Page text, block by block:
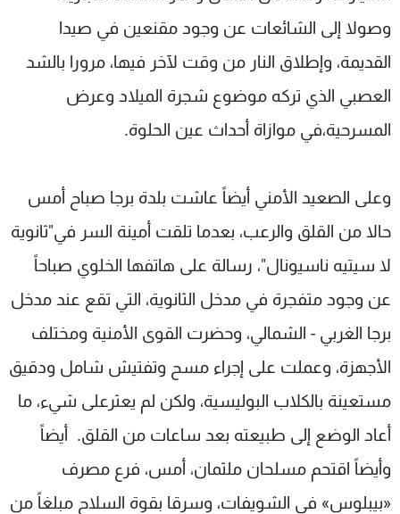
وصولا إلى الشائعات عن وجود مقنعين في صيدا
القديمة، وإطلاق النار من وقت لآخر فيها، مرورا بالشد
العصبي الذي تركه موضوع شجرة الميلاد وعرض
المسرحية،في موازاة أحداث عين الحلوة.
وعلى الصعيد الأمني أيضاً عاشت بلدة برجا صباح أمس
حالا من القلق والرعب، بعدما تلقت أمينة السر في"ثانوية
لا سيتيه ناسيونال"، رسالة على هاتفها الخلوي صباحاً
عن وجود متفجرة في مدخل الثانوية، التي تقع عند مدخل
برجا الغربي - الشمالي، وحضرت القوى الأمنية ومختلف
الأجهزة، وعملت على إجراء مسح وتفتيش شامل ودقيق
مستعينة بالكلاب البوليسية، ولكن لم يعثرعلى شيء، ما
أعاد الوضع إلى طبيعته بعد ساعات من القلق. أيضاً
وأيضاً اقتحم مسلحان ملثمان، أمس، فرع مصرف
«بيبلوس» في الشويفات، وسرقا بقوة السلاح مبلغاً من